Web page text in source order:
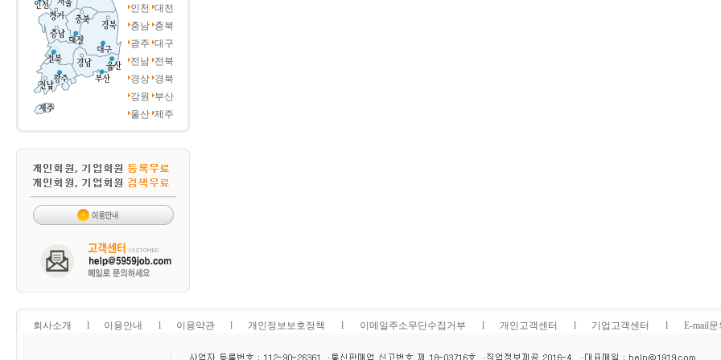
인천 대전
충남 충북
광주 대구
전남 전북
경상 경북
강원
부산
울산 제주
회사소개 l 이용안내 l 이용약관 l 개인정보보호정책 l 이메일주소무단수집거부 l 개인고객센터 l 기업고객센터 l E-mail문